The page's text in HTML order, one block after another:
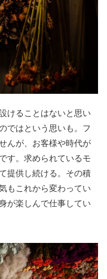
けることはないと思い
ではという思いも。フ
んが、お客様や時代が
す。求められているモ
提供し続ける。その積
もこれから変わってい
が楽しんで仕事してい